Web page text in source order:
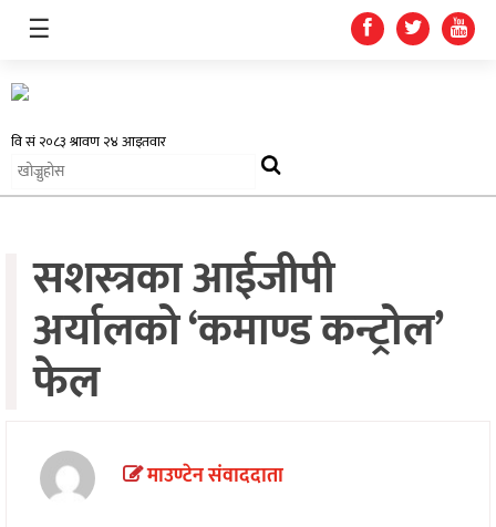
प्रदेश
राजनीति
अर्थतन्त्र
अन्तर्राष्ट्रिय
☰
सशस्त्रका आईजीपी
अर्यालको ‘कमाण्ड कन्ट्रोल’
फेल
माउण्टेन संवाददाता